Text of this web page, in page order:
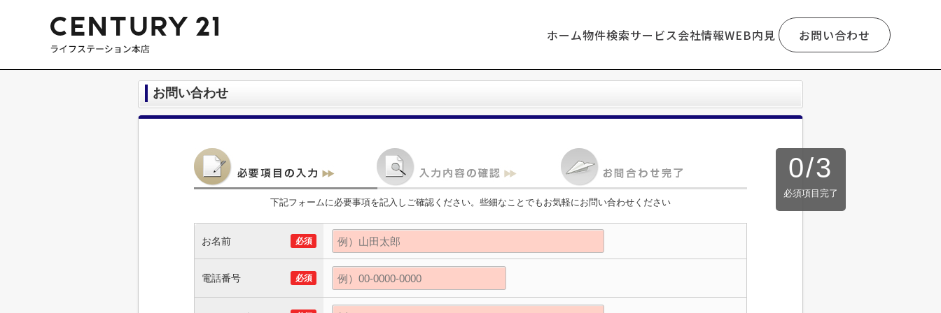
ホーム物件検索サービス会社情報WEB内見 お問い合わせ
お問い合わせ
0/3
必須項目完了
下記フォームに必要事項を記入しご確認ください。些細なことでもお気軽にお問い合わせください
お名前 必須
電話番号 必須